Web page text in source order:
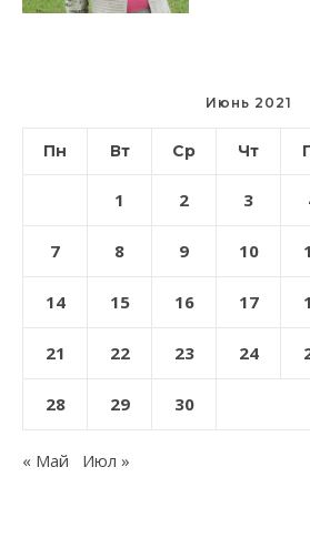
Июнь 2021
Пн Вт Ср Чт
1 2 3
7 8 9 10
14 15 16 17
21 22 23 24
28 29 30
« Май Июл »